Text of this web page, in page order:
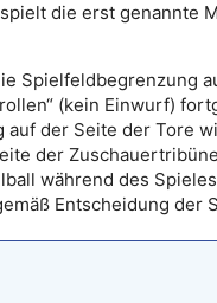
die erst genannte
Spielfeldbegrenzung
(kein Einwurf)
der Seite der Tore
der
während des
Entscheidung der